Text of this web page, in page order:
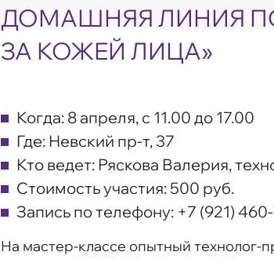
ДОМАШНЯЯ ЛИНИЯ
ЗА КОЖЕЙ ЛИЦА»
Когда: 8 апреля, с 11.00 до 17.00
Где: Невский пр-т, 37
Кто ведет: Ряскова Валерия,
Стоимость участия: 500 руб.
Запись по телефону: +7 (921)
На мастер-классе опытный технолог-